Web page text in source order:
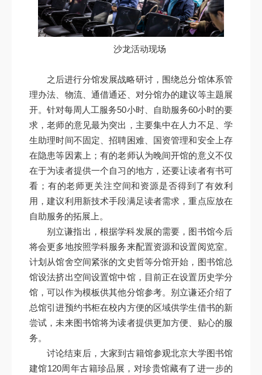
沙龙活动现场
之后进行分馆发展战略研讨，围绕总分馆体系管
理办法、物流、通借通还、对分馆办的建议等主题展
开。针对每周人工服务50小时、自助服务60小时的要
求，老师的意见最为突出，主要集中在人力不足、学
生助理时间不固定、招聘困难、国资管理和安全上存
在隐患等因素上；有的老师认为晚间开馆的意义不仅
在于为读者提供一个自习的地方，还要让读者有书可
看；有的老师更关注空间和资源是否得到了有效利
用，建议利用新技术手段满足读者需求，重点应放在
自助服务的拓展上。
别立谦指出，根据学科发展的需要，图书馆今后
将会更多地按照学科服务来配置资源和设置阅览室。
计划从馆舍空间紧张的文史哲等分馆开始，图书馆总
馆设法挤出空间设置馆中馆，目前正在设置历史学分
馆，可以作为模板供其他分馆参考。别立谦还介绍了
总馆引进预约书柜在校内方便的区域供学生借书的新
尝试，未来图书馆将为读者提供更加方便、贴心的服
务。
讨论结束后，大家到古籍馆参观北京大学图书馆
建馆120周年古籍珍品展，对珍贵馆藏有了进一步的